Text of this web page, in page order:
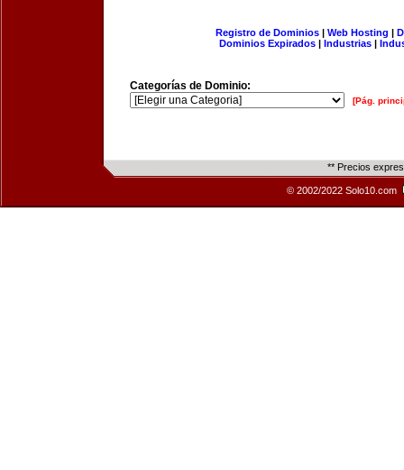
Registro de Dominios| Web Hosting |
Dominios Expirados | Industrias |
Categorías de Dominio:
[Pág.
** Precios
© 2002/2022 Solo10.com